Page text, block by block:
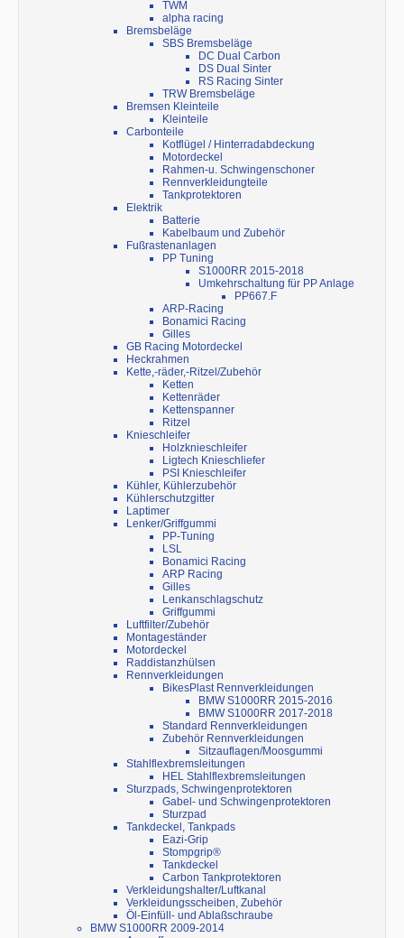
TWM
alpha racing
Bremsbeläge
SBS Bremsbeläge
DC Dual Carbon
DS Dual Sinter
RS Racing Sinter
TRW Bremsbeläge
Bremsen Kleinteile
Kleinteile
Carbonteile
Kotflügel / Hinterradabdeckung
Motordeckel
Rahmen-u. Schwingenschoner
Rennverkleidungteile
Tankprotektoren
Elektrik
Batterie
Kabelbaum und Zubehör
Fußrastenanlagen
PP Tuning
S1000RR 2015-2018
Umkehrschaltung für PP Anlage
PP667.F
ARP-Racing
Bonamici Racing
Gilles
GB Racing Motordeckel
Heckrahmen
Kette,-räder,-Ritzel/Zubehör
Ketten
Kettenräder
Kettenspanner
Ritzel
Knieschleifer
Holzknieschleifer
Ligtech Knieschliefer
PSI Knieschleifer
Kühler, Kühlerzubehör
Kühlerschutzgitter
Laptimer
Lenker/Griffgummi
PP-Tuning
LSL
Bonamici Racing
ARP Racing
Gilles
Lenkanschlagschutz
Griffgummi
Luftfilter/Zubehör
Montageständer
Motordeckel
Raddistanzhülsen
Rennverkleidungen
BikesPlast Rennverkleidungen
BMW S1000RR 2015-2016
BMW S1000RR 2017-2018
Standard Rennverkleidungen
Zubehör Rennverkleidungen
Sitzauflagen/Moosgummi
Stahlflexbremsleitungen
HEL Stahlflexbremsleitungen
Sturzpads, Schwingenprotektoren
Gabel- und Schwingenprotektoren
Sturzpad
Tankdeckel, Tankpads
Eazi-Grip
Stompgrip®
Tankdeckel
Carbon Tankprotektoren
Verkleidungshalter/Luftkanal
Verkleidungsscheiben, Zubehör
Öl-Einfüll- und Ablaßschraube
BMW S1000RR 2009-2014